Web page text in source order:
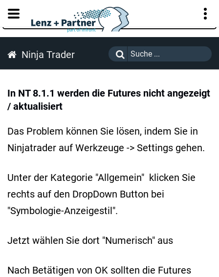
KUNDENPORTAL
Ninja Trader
In NT 8.1.1 werden die Futures nicht angezeigt
/ aktualisiert
Das Problem können Sie lösen, indem Sie in
Ninjatrader auf Werkzeuge -> Settings gehen.
Unter der Kategorie "Allgemein" klicken Sie
rechts auf den DropDown Button bei
"Symbologie-Anzeigestil".
Jetzt wählen Sie dort "Numerisch" aus
Nach Betätigen von OK sollten die Futures